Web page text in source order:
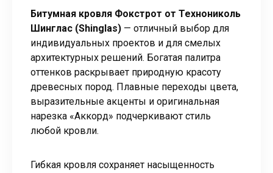
Битумная кровля Фокстрот от Технониколь
Шинглас (Shinglas) — отличный выбор для
индивидуальных проектов и для смелых
архитектурных решений. Богатая палитра
оттенков раскрывает природную красоту
древесных пород. Плавные переходы цвета,
выразительные акценты и оригинальная
нарезка «Аккорд» подчеркивают стиль
любой кровли.
Гибкая кровля сохраняет насыщенность